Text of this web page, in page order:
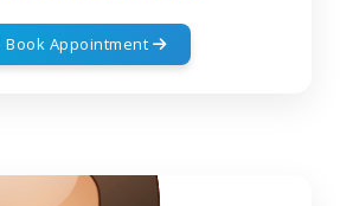
Book Appointment